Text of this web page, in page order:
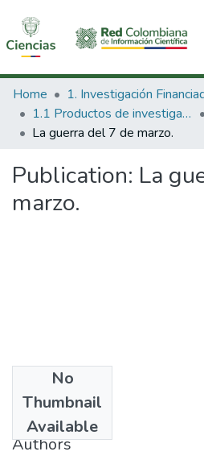
Communities & Collections
All of DSpace
Home
1.1 Productos de investigación
La guerra del 7 de marzo.
Publication: La
marzo.
No
Thumbnail
Available
2002
Authors